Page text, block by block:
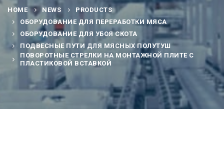
HOME NEWS
PRODUCTS
ОБОРУДОВАНИЕ ДЛЯ ПЕРЕРАБОТКИ МЯСА
ОБОРУДОВАНИЕ ДЛЯ УБОЯ СКОТА
ПОДВЕСНЫЕ ПУТИ ДЛЯ МЯСНЫХ ПОЛУТУШ
ПОВОРОТНЫЕ СТРЕЛКИ НА МОНТАЖНОЙ ПЛИТЕ С
ПЛАСТИКОВОЙ ВСТАВКОЙ